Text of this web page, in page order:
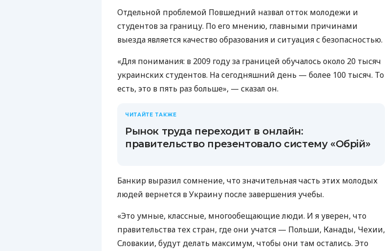
Отдельной проблемой Повшедний назвал отток молодежи и
студентов за границу. По его мнению, главными причинами
выезда является качество образования и ситуация с безопасностью.
«Для понимания: в 2009 году за границей обучалось около 20 тысяч
украинских студентов. На сегодняшний день — более 100 тысяч. То
есть, это в пять раз больше», — сказал он.
ЧИТАЙТЕ ТАКЖЕ
Рынок труда переходит в онлайн:
правительство презентовало систему «Обрій»
Банкир выразил сомнение, что значительная часть этих молодых
людей вернется в Украину после завершения учебы.
«Это умные, классные, многообещающие люди. И я уверен, что
правительства тех стран, где они учатся — Польши, Канады, Чехии,
Словакии, будут делать максимум, чтобы они там остались. Это